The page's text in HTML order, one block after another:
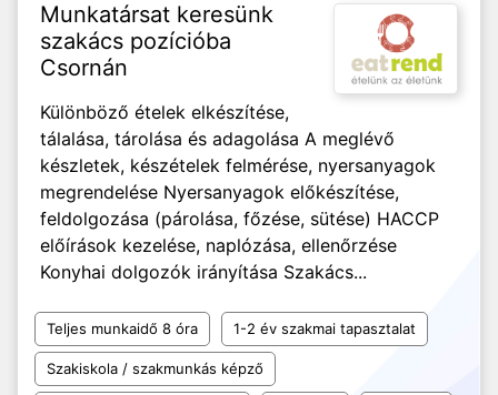
Munkatársat keresünk
szakács pozícióba
Csornán
Különböző ételek elkészítése,
tálalása, tárolása és adagolása A meglévő
készletek, készételek felmérése, nyersanyagok
megrendelése Nyersanyagok előkészítése,
feldolgozása (párolása, főzése, sütése) HACCP
előírások kezelése, naplózása, ellenőrzése
Konyhai dolgozók irányítása Szakács...
Teljes munkaidő 8 óra 1-2 év szakmai tapasztalat
Szakiskola / szakmunkás képző